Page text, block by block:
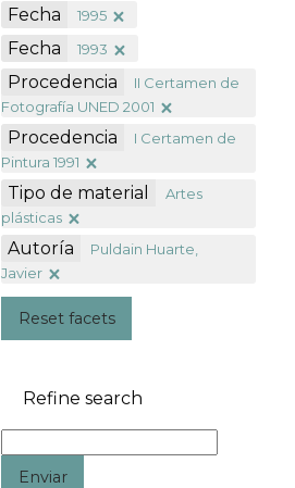
Fecha 1995
Fecha 1993
Procedencia
II Certamen de
Fotografía UNED 2001
Procedencia
I Certamen de
Pintura 1991
Tipo de material
Artes
plásticas
Autoría
Puldain Huarte,
Javier
Reset facets
Refine search
Enviar